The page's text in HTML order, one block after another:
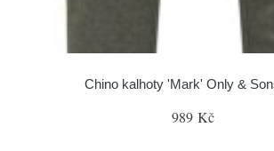
Chino kalhoty 'Mark' Only &
989 Kč